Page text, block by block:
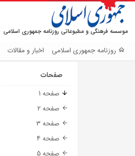
موسسه فرهنگی و مطبوعاتی روزنامه جمهوری اسلامی
روزنامه جمهوری اسلامی اخبار و مقالات
صفحات
صفحه 1
صفحه 2
صفحه 3
صفحه 4
صفحه 5